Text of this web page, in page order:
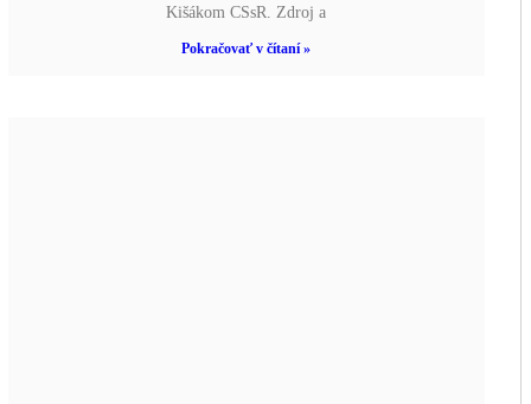
Kišákom CSsR. Zdroj a
Pokračovať v čítaní »